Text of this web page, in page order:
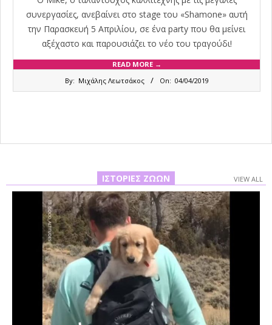
συνεργασίες, ανεβαίνει στο stage του «Shamone» αυτή
την Παρασκευή 5 Απριλίου, σε ένα party που θα μείνει
αξέχαστο και παρουσιάζει το νέο του τραγούδι!
READ MORE →
By: Μιχάλης Λεωτσάκος On: 04/04/2019
ΙΣΤΟΡΊΕΣ ΖΏΩΝ VIEW ALL